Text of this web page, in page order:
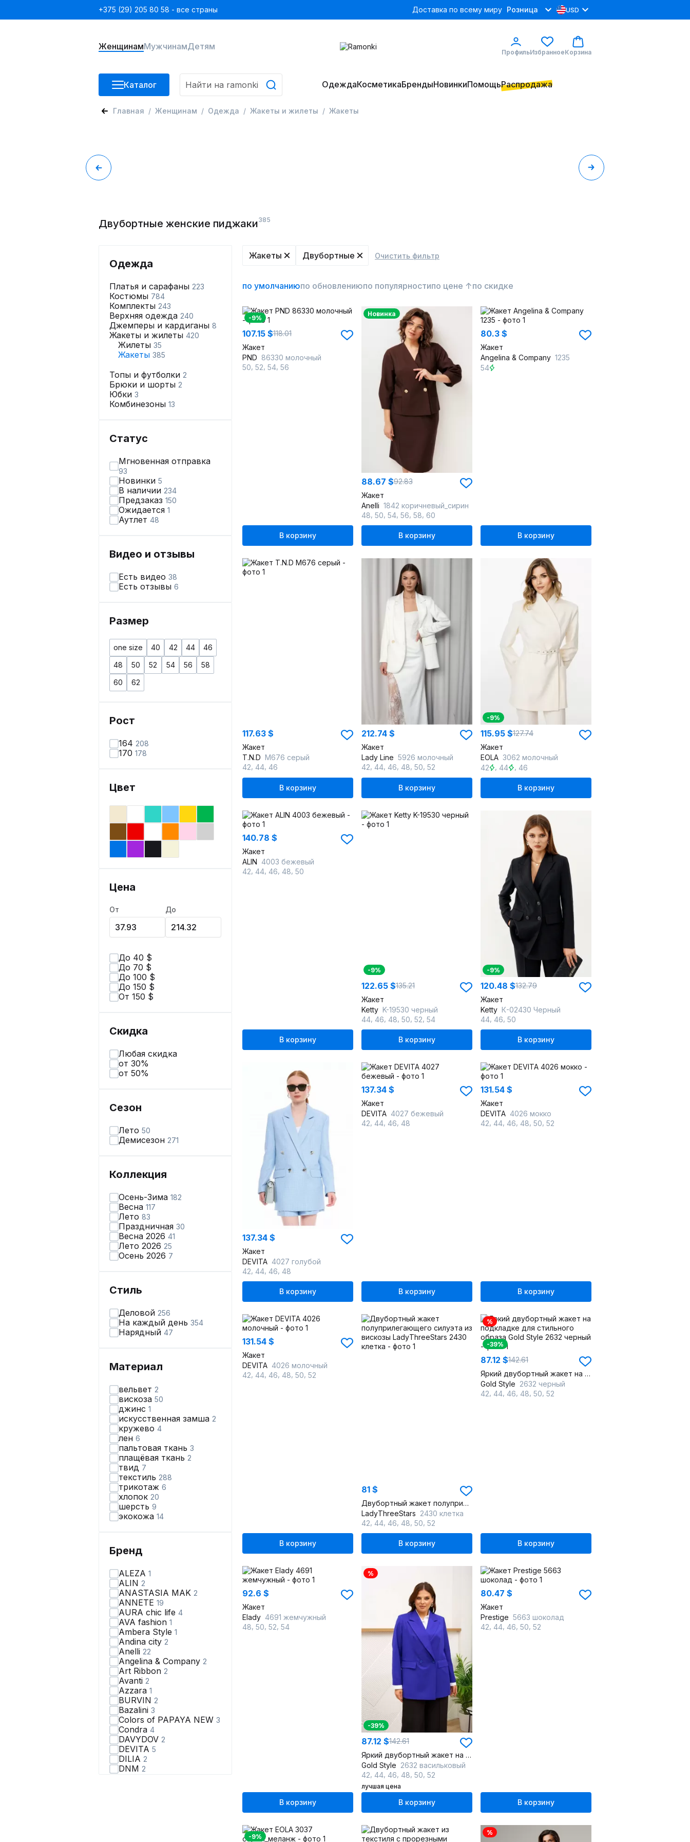
+375 (29) 205 80 58 - все страны Доставка по всему миру Розница USD
ЖенщинамМужчинамДетям
ПрофильИзбранноеКорзина
Каталог ОдеждаКосметикаБрендыНовинкиПомощьРаспродажа
Главная Женщинам Одежда Жакеты и жилеты Жакеты
Двубортные женские пиджаки385
Одежда
Платья и сарафаны 223
Костюмы 784
Комплекты 243
Верхняя одежда 240
Джемперы и кардиганы 8
Жакеты и жилеты 420
Жилеты 35
Жакеты 385
Топы и футболки 2
Брюки и шорты 2
Юбки 3
Комбинезоны 13
Статус
Мгновенная отправка
93
Новинки 5
В наличии 234
Предзаказ 150
Ожидается 1
Аутлет 48
Видео и отзывы
Есть видео 38
Есть отзывы 6
Размер
one size 40 42 44
46
48
50 52 54 56
58
60
62
Рост
164 208
170 178
Цвет
Цена
От До
До 40 $
До 70 $
До 100 $
До 150 $
От 150 $
Скидка
Любая скидка
от 30%
от 50%
Сезон
Лето 50
Демисезон 271
Коллекция
Осень-Зима 182
Весна 117
Лето 83
Праздничная 30
Весна 2026 41
Лето 2026 25
Осень 2026 7
Стиль
Деловой 256
На каждый день 354
Нарядный 47
Материал
вельвет 2
вискоза 50
джинс 1
искусственная замша 2
кружево 4
лен 6
пальтовая ткань 3
плащёвая ткань 2
твид 7
текстиль 288
трикотаж 6
хлопок 20
шерсть 9
экокожа 14
Бренд
ALEZA 1
ALIN 2
ANASTASIA MAK 2
ANNETE 19
AURA chic life 4
AVA fashion 1
Ambera Style 1
Andina city 2
Anelli 22
Angelina & Сompany 2
Art Ribbon 2
Avanti 2
Azzara 1
BURVIN 2
Bazalini 3
Colors of PAPAYA NEW 3
Condra 4
DAVYDOV 2
DEVITA 5
DILIA 2
DNM 2
Жакеты Двубортные Очистить фильтр
по умолчаниюпо обновлениюпо популярностипо цене ↑по скидке
-9%
107.15 $118.01
Жакет
PND 86330 молочный
50 52 54 56
В корзину
Новинка
88.67 $92.83
Жакет
Anelli 1842 коричневый_сирин
48 50 54 56 58 60
В корзину
80.3 $
Жакет
Angelina & Сompany 1235
54
В корзину
117.63 $
Жакет
T.N.D М676 серый
42 44 46
В корзину
212.74 $
Жакет
Lady Line 5926 молочный
42 44 46 48 50 52
В корзину
-9%
115.95 $127.74
Жакет
EOLA 3062 молочный
42
44 46
В корзину
140.78 $
Жакет
ALIN 4003 бежевый
42 44 46 48 50
В корзину
-9%
122.65 $135.21
Жакет
Ketty K-19530 черный
44 46 48 50 52 54
В корзину
-9%
120.48 $132.79
Жакет
Ketty К-02430 Черный
44 46 50
В корзину
137.34 $
Жакет
DEVITA 4027 голубой
42 44 46 48
В корзину
137.34 $
Жакет
DEVITA 4027 бежевый
42 44 46 48
В корзину
131.54 $
Жакет
DEVITA 4026 мокко
42 44 46 48 50 52
В корзину
131.54 $
Жакет
DEVITA 4026 молочный
42 44 46 48 50 52
В корзину
81 $
Двубортный жакет полуприлегающего силуэта из вискозы
LadyThreeStars 2430 клетка
42 44 46 48 50 52
В корзину
%
-39%
87.12 $142.61
Яркий двубортный жакет на подкладке для стильного образа
Gold Style 2632 черный
42 44 46 48 50 52
В корзину
92.6 $
Жакет
Elady 4691 жемчужный
48 50 52 54
В корзину
%
-39%
87.12 $142.61
Яркий двубортный жакет на подкладке для яркого образа
Gold Style 2632 васильковый
42 44 46 48 50 52
лучшая цена
В корзину
80.47 $
Жакет
Prestige 5663 шоколад
42 44 46 50 52
В корзину
-9%
%